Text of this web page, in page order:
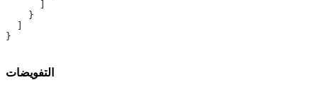
    }
}
التفويضات